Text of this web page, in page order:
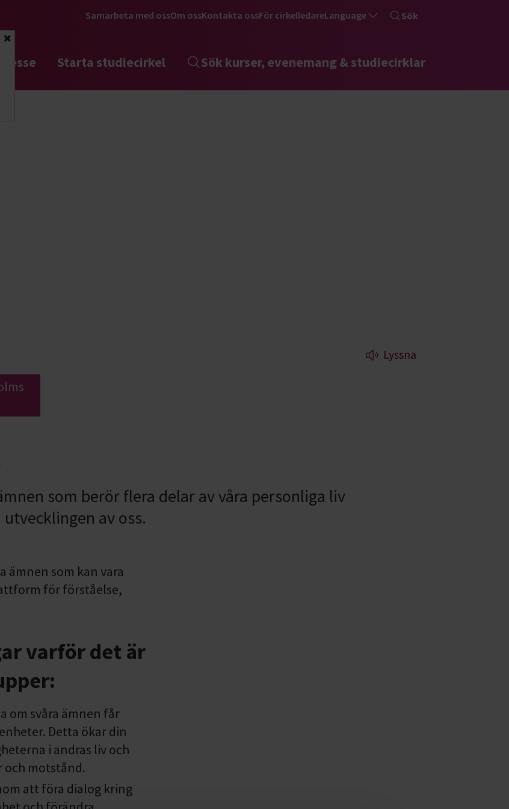
Stäng
Samarbeta med ossOm ossKontakta ossFör cirkelledareLanguage Sök
Starta studiecirkel Sök kurser, evenemang & studiecirklar
Lyssna
som berör flera delar av våra personliga liv
av oss.
ämnen som kan vara
för förståelse,
varför det är
om svåra ämnen får
Detta ökar din
i andras liv och
motstånd.
att föra dialog kring